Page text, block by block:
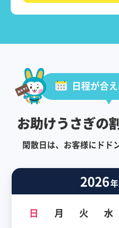
日程が合
お助けうさぎの
閑散日は、お客様にドド
2026年
日 月 火 水